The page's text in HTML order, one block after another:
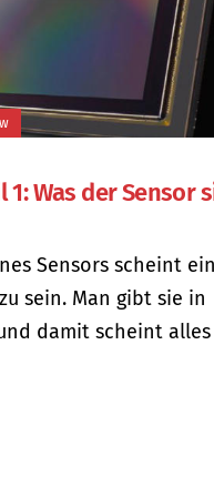
1: Was der Sensor
Sensors scheint
sein. Man gibt sie in
damit scheint alles